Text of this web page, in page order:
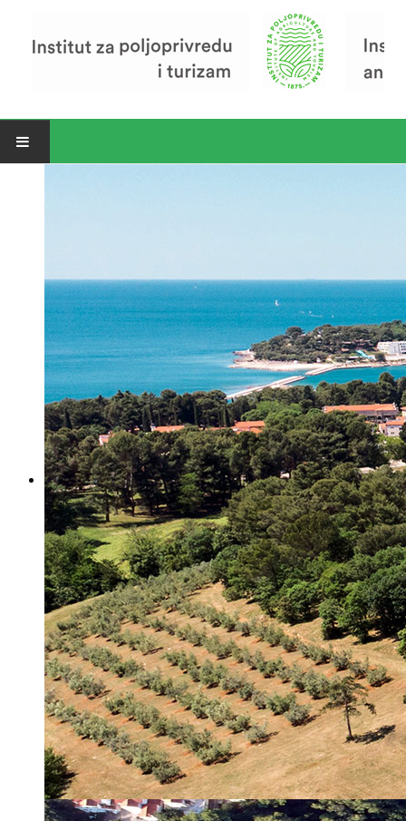
Zavod za poljoprivredu i prehranu
Zavod za ekonomiku i razvoj poljoprivrede
Zavod za turizam
Pokusno poljoprivredno imanje
Zaposlenici
Euraxess
Misija i vizija
Upravno Vijeće
Rad Upravnog vijeća
Znanstveno Vijeće
Rad Znanstvenog vijeća
Etičko povjerenstvo
Etički kodeks
Financiranje
Proračun
Potpore
PROGRAMSKO FINANCIRANJE
Izvještavanje po uredbi
Projekti Instituta
Dialogue4Tourism
REVIVE
WASTEREDUCE
MITOMED+
WINTERMED
CASTWATER
INHERIT
CONSUMLESS PLUS